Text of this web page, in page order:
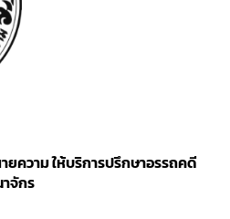
ความ ให้บริการปรึกษาอรรถคดี
จักร